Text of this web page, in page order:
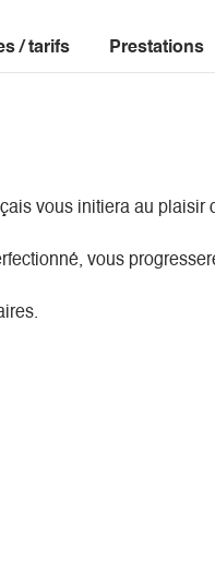
/ tarifs Prestations
vous initiera au plaisir
vous